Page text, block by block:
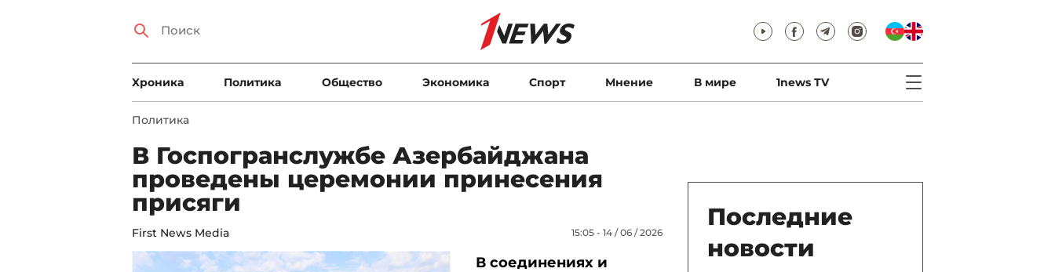
Xроника Политика Общество Экономика Спорт Мнение В мире 1news TV
Политика
В Госпогранслужбе Азербайджана
проведены церемонии принесения
присяги
First News Media 15:05 - 14 / 06 / 2026
В соединениях и
Последние
новости